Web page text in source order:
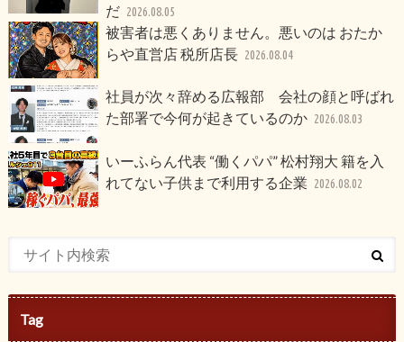
だ 2026.08.05
被害者は悪くありません。悪いのは おたか
らや直営店 税所店長 2026.08.04
社員が次々辞める広報部 会社の顔と呼ばれ
た部署で今何が起きているのか 2026.08.03
いーふらん代表 “働くパパ” 松村翔大 籍を入
れてない子供まで利用する企業 2026.08.02
Tag